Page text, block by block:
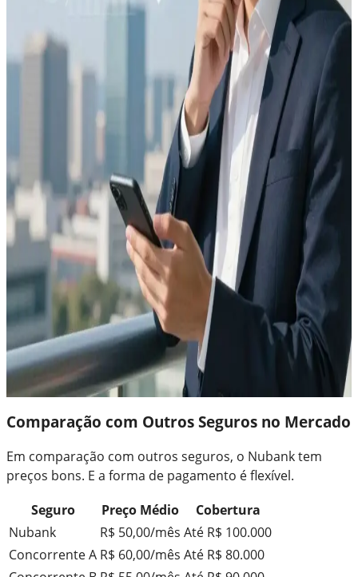
Comparação com Outros Seguros no Mercado
Em comparação com outros seguros, o Nubank tem
preços bons. E a forma de pagamento é flexível.
Seguro
Preço Médio
Cobertura
Nubank
R$ 50,00/mês Até R$ 100.000
Concorrente A R$ 60,00/mês Até R$ 80.000